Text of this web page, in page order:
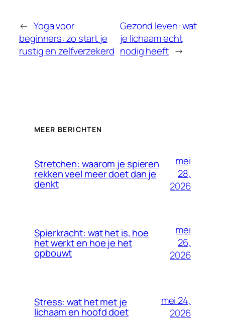
← Yoga voor
beginners: zo start je
rustig en zelfverzekerd
Gezond leven: wat
je lichaam echt
nodig heeft →
MEER BERICHTEN
Stretchen: waarom je spieren
rekken veel meer doet dan je
denkt
mei
28,
2026
Spierkracht: wat het is, hoe
het werkt en hoe je het
opbouwt
mei
26,
2026
Stress: wat het met je
lichaam en hoofd doet
mei 24,
2026